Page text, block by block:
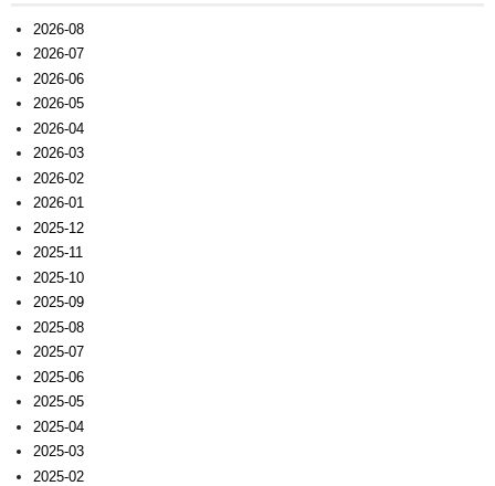
2026-08
2026-07
2026-06
2026-05
2026-04
2026-03
2026-02
2026-01
2025-12
2025-11
2025-10
2025-09
2025-08
2025-07
2025-06
2025-05
2025-04
2025-03
2025-02